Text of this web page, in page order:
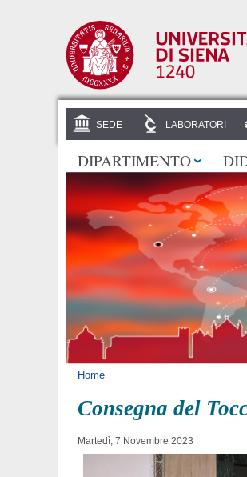
SEDE LABORATORI
DIPARTIMENTO
Tu sei qui
Home
Consegna del
Martedì, 7 Novembre 2023